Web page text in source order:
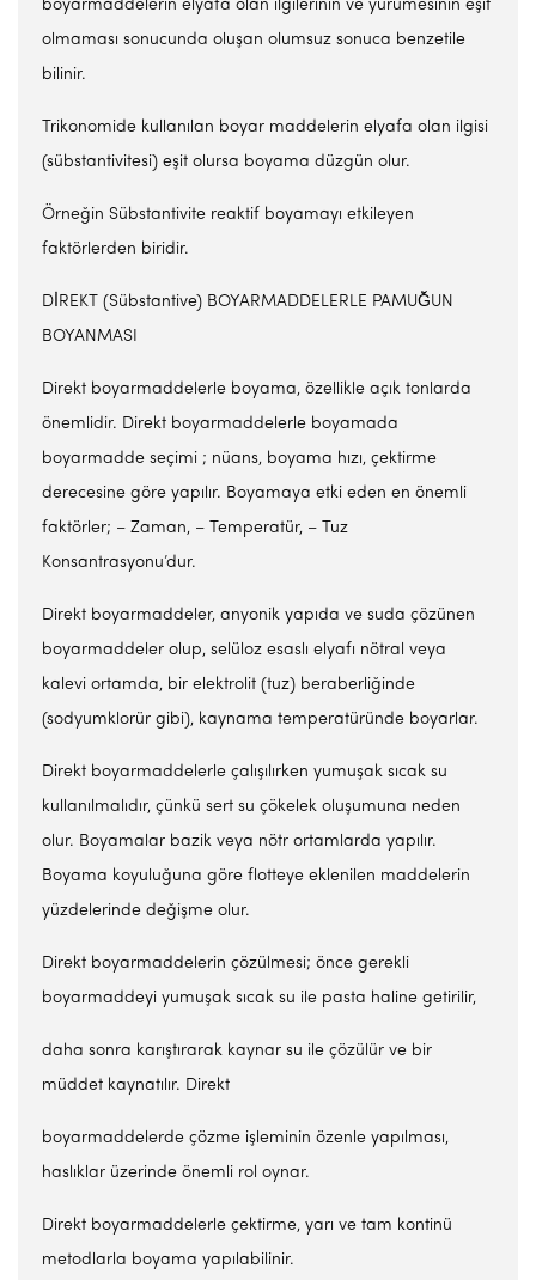
boyarmaddelerin elyafa olan ilgilerinin ve yürümesinin eşit
olmaması sonucunda oluşan olumsuz sonuca benzetile
bilinir.
Trikonomide kullanılan boyar maddelerin elyafa olan ilgisi
(sübstantivitesi) eşit olursa boyama düzgün olur.
Örneğin Sübstantivite reaktif boyamayı etkileyen
faktörlerden biridir.
Dİ̇REKT (Sübstantive) BOYARMADDELERLE PAMUĞ̆UN
BOYANMASI
Direkt boyarmaddelerle boyama, özellikle açık tonlarda
önemlidir. Direkt boyarmaddelerle boyamada
boyarmadde seçimi ; nüans, boyama hızı, çektirme
derecesine göre yapılır. Boyamaya etki eden en önemli
faktörler; – Zaman, – Temperatür, – Tuz
Konsantrasyonu’dur.
Direkt boyarmaddeler, anyonik yapıda ve suda çözünen
boyarmaddeler olup, selüloz esaslı elyafı nötral veya
kalevi ortamda, bir elektrolit (tuz) beraberliğinde
(sodyumklorür gibi), kaynama temperatüründe boyarlar.
Direkt boyarmaddelerle çalışılırken yumuşak sıcak su
kullanılmalıdır, çünkü sert su çökelek oluşumuna neden
olur. Boyamalar bazik veya nötr ortamlarda yapılır.
Boyama koyuluğuna göre flotteye eklenilen maddelerin
yüzdelerinde değişme olur.
Direkt boyarmaddelerin çözülmesi; önce gerekli
boyarmaddeyi yumuşak sıcak su ile pasta haline getirilir,
daha sonra karıştırarak kaynar su ile çözülür ve bir
müddet kaynatılır. Direkt
boyarmaddelerde çözme işleminin özenle yapılması,
haslıklar üzerinde önemli rol oynar.
Direkt boyarmaddelerle çektirme, yarı ve tam kontinü
metodlarla boyama yapılabilinir.